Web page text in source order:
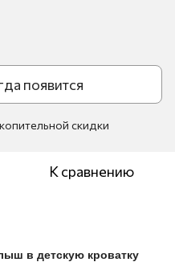
появится
скидки
К сравнению
в детскую кроватку